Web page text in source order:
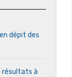
dépit des
résultats à